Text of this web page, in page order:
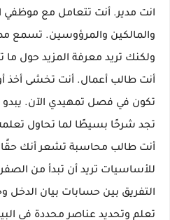
انت مدير. أنت تتعامل مع موظفي
والمالكين والمرؤوسين. تسمع
ولكنك تريد معرفة المزيد حول ما
أنت طالب أعمال. أنت تخشى أخذ
تكون في فصل تمهيدي الآن. يبدو
تجد شرحًا بسيطًا لما تحاول
أنت طالب محاسبة تشعر أنك
للأساسيات تريد أن تبدأ من
التفريق بين حسابات بيان الدخل
تعلم وتحديد عناصر محددة في